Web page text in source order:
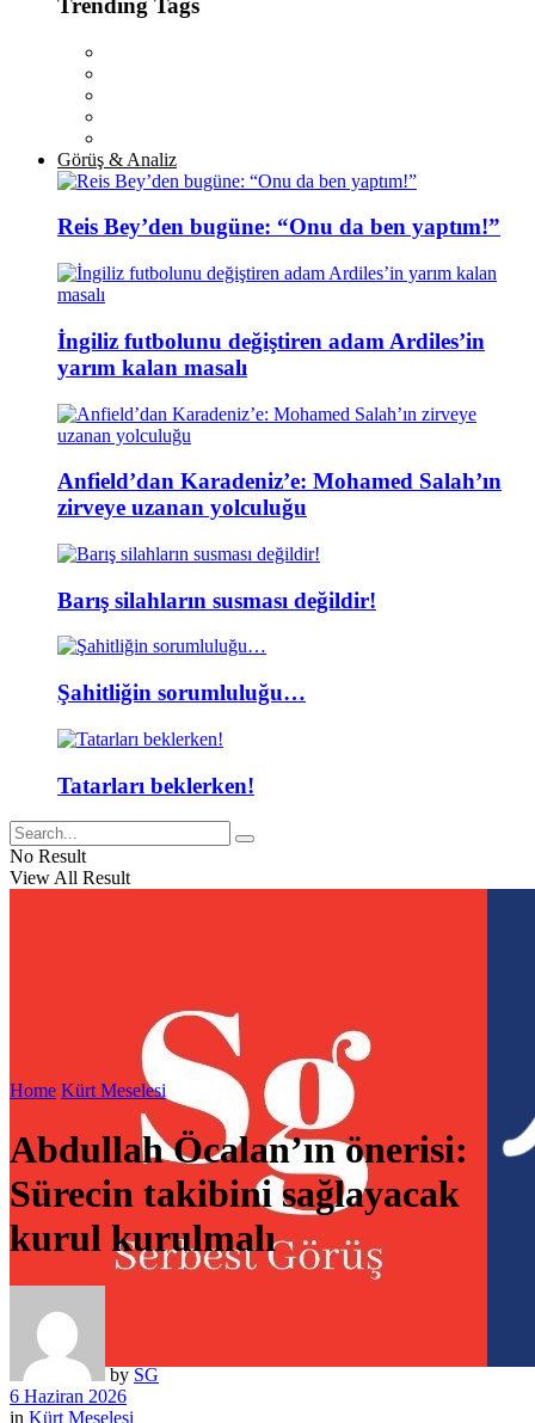
Trending Tags
Görüş & Analiz
Reis Bey’den bugüne: “Onu da ben yaptım!”
İngiliz futbolunu değiştiren adam Ardiles’in
yarım kalan masalı
Anfield’dan Karadeniz’e: Mohamed Salah’ın
zirveye uzanan yolculuğu
Barış silahların susması değildir!
Şahitliğin sorumluluğu…
Tatarları beklerken!
No Result
View All Result
Home Kürt Meselesi
Abdullah Öcalan’ın önerisi:
Sürecin takibini sağlayacak
kurul kurulmalı
by SG
6 Haziran 2026
in Kürt Meselesi